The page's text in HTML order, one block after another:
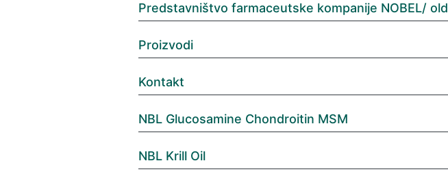
Predstavništvo farmaceutske kompanije NOBEL/ old
Proizvodi
Kontakt
NBL Glucosamine Chondroitin MSM
NBL Krill Oil